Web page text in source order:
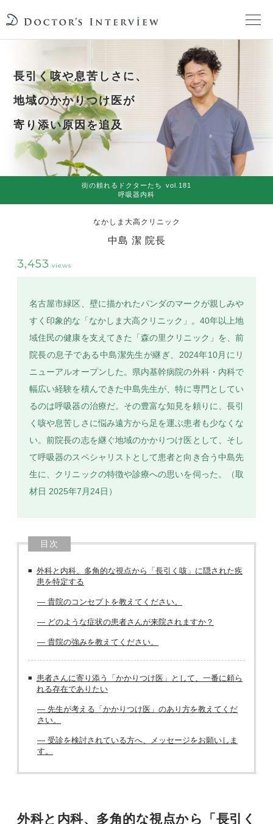
頼れるドクターが教える治療法
街の頼れるドクターたち
インタビューを検索
SEARCH
長引く咳や息苦しさに、
地域のかかりつけ医が
寄り添い原因を追及
街の頼れるドクターたち
vol.181
呼吸器内科
なかしま大高クリニック
中島 潔 院⻑
3,453 views
名古屋市緑区、壁に描かれたパンダのマークが親しみや
すく印象的な「なかしま大高クリニック」。40年以上地
域住民の健康を支えてきた「森の里クリニック」を、前
院長の息子である中島潔先生が継ぎ、2024年10月にリ
ニューアルオープンした。県内基幹病院の外科・内科で
幅広い経験を積んできた中島先生が、特に専門としてい
るのは呼吸器の治療だ。その豊富な知見を頼りに、長引
く咳や息苦しさに悩み遠方から足を運ぶ患者も少なくな
い。前院長の志を継ぐ地域のかかりつけ医として、そし
て呼吸器のスペシャリストとして患者と向き合う中島先
生に、クリニックの特徴や診療への思いを伺った。（取
材日 2025年7月24日）
目次
外科と内科、多角的な視点から「長引く咳」に隠された疾
患を特定する
― 貴院のコンセプトを教えてください。
― どのような症状の患者さんが来院されますか？
― 貴院の強みを教えてください。
患者さんに寄り添う「かかりつけ医」として、一番に頼ら
れる存在でありたい
― 先⽣が考える「かかりつけ医」のあり⽅を教えてくだ
さい。
― 受診を検討されている方へ、メッセージをお願いしま
す。
外科と内科、多角的な視点から「長引く